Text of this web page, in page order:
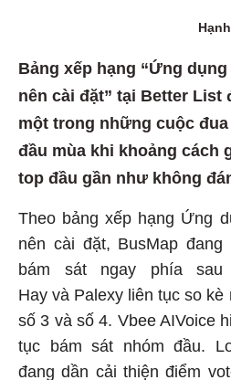
Bảng xếp hạng “Ứng
nên cài đặt” tại Better List
một trong những cuộc
đầu mùa khi khoảng cách
top đầu gần như không
Theo bảng xếp hạng Ứng
nên cài đặt, BusMap đang
bám sát ngay phía
Hay và Palexy liên tục so
số 3 và số 4. Vbee AIVoice
tục bám sát nhóm đầu.
đang dần cải thiện điểm